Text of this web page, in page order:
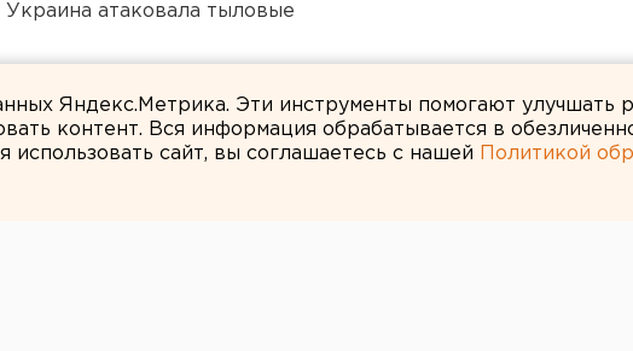
атаковала тыловые
Яндекс.Метрика. Эти инструменты помогают улучшать
контент. Вся информация обрабатывается в
использовать сайт, вы соглашаетесь с нашей
Политикой